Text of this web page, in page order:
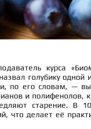
курса
голубику одной
по его словам, —
и
старение. В
что делает её